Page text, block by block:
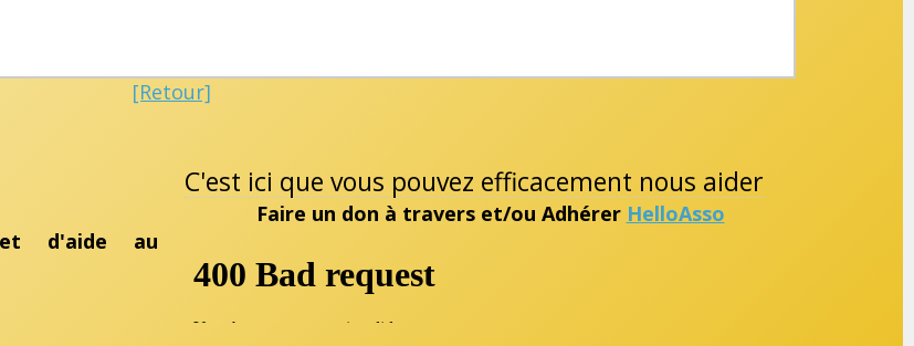
[Retour]
d'aide au
C'est ici que vous pouvez efficacement nous aider
Faire un don à travers et/ou Adhérer HelloAsso